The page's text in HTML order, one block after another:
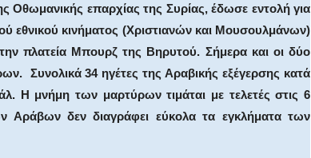
επαρχίας της Συρίας, έδωσε εντολή για
εθνικού κινήματος (Χριστιανών και Μουσουλμάνων)
πλατεία Μπουρζ της Βηρυτού. Σήμερα και οι δύο
Συνολικά 34 ηγέτες της Αραβικής εξέγερσης κατά
Η μνήμη των μαρτύρων τιμάται με τελετές στις 6
Αράβων δεν διαγράφει εύκολα τα εγκλήματα των